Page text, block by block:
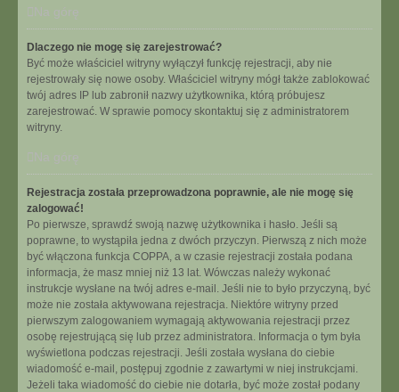
Na górę
Dlaczego nie mogę się zarejestrować?
Być może właściciel witryny wyłączył funkcję rejestracji, aby nie
rejestrowały się nowe osoby. Właściciel witryny mógł także zablokować
twój adres IP lub zabronił nazwy użytkownika, którą próbujesz
zarejestrować. W sprawie pomocy skontaktuj się z administratorem
witryny.
Na górę
Rejestracja została przeprowadzona poprawnie, ale nie mogę się
zalogować!
Po pierwsze, sprawdź swoją nazwę użytkownika i hasło. Jeśli są
poprawne, to wystąpiła jedna z dwóch przyczyn. Pierwszą z nich może
być włączona funkcja COPPA, a w czasie rejestracji została podana
informacja, że masz mniej niż 13 lat. Wówczas należy wykonać
instrukcje wysłane na twój adres e-mail. Jeśli nie to było przyczyną, być
może nie została aktywowana rejestracja. Niektóre witryny przed
pierwszym zalogowaniem wymagają aktywowania rejestracji przez
osobę rejestrującą się lub przez administratora. Informacja o tym była
wyświetlona podczas rejestracji. Jeśli została wysłana do ciebie
wiadomość e-mail, postępuj zgodnie z zawartymi w niej instrukcjami.
Jeżeli taka wiadomość do ciebie nie dotarła, być może został podany